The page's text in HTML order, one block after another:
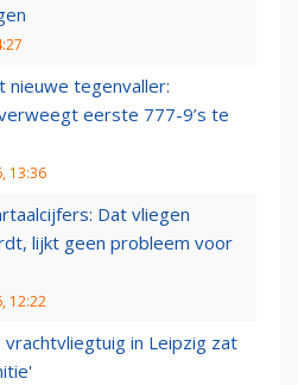
nieuwe tegenvaller:
eerste 777-9’s te
13:36
Dat vliegen
lijkt geen probleem voor
12:22
vrachtvliegtuig in Leipzig zat